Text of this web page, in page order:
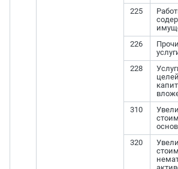
225
226
228
целей
310
320